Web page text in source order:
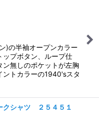
)の半袖オープンカラー
プボタン、ループ仕
無しのポケットが左胸
ントカラーの1940'sスタ
シャツ ２５４５１